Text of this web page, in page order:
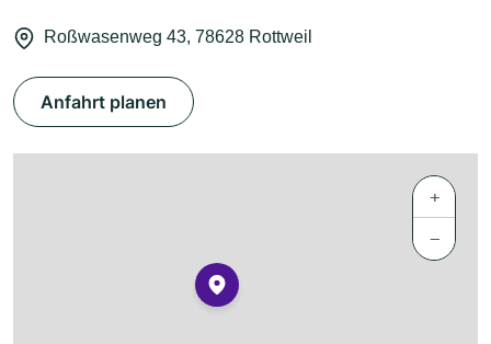
Roßwasenweg 43, 78628 Rottweil
Anfahrt planen
+
−